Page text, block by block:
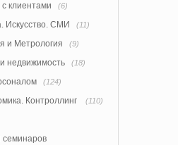
клиентами (6)
Искусство. СМИ (11)
и Метрология (9)
недвижимость (18)
(124)
Контроллинг (110)
семинаров